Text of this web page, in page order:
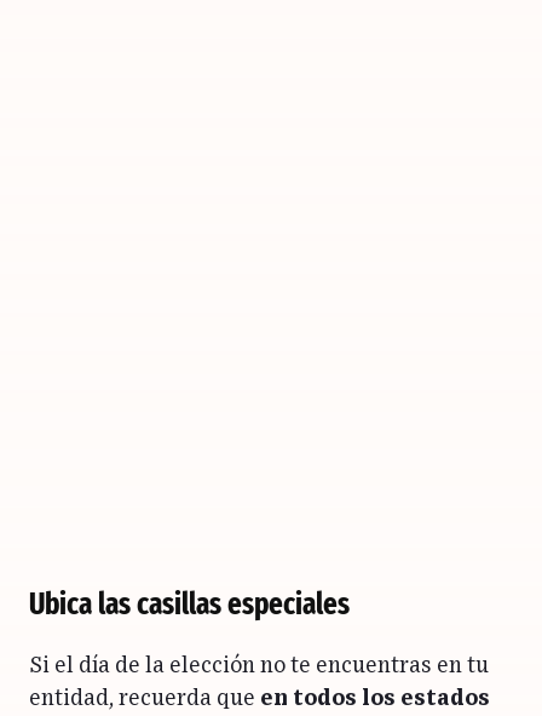
Ubica las casillas especiales
Si el día de la elección no te encuentras en tu
entidad, recuerda que en todos los estados